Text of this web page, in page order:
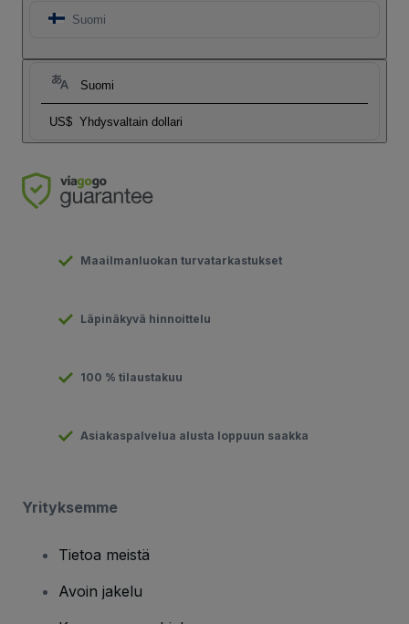
Suomi
Suomi
US$ Yhdysvaltain dollari
Maailmanluokan turvatarkastukset
Läpinäkyvä hinnoittelu
100 % tilaustakuu
Asiakaspalvelua alusta loppuun saakka
Yrityksemme
Tietoa meistä
Avoin jakelu